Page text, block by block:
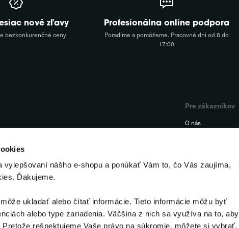
nášho e-shopu a ponúkať Vám to, čo Vás zaujíma,
Ďakujeme.
ukladať alebo čítať informácie. Tieto informácie môžu byť
alebo type zariadenia. Väčšina z nich sa využíva na to, aby
rešpektujeme Vaše právo na súkromie, môžete si vybrať.
nové zľavy
bezkonkurenčné ceny
Profesionálna online podpora
Poradíme a pomôžeme. Pracovné dni od 8 do
17:00
Pre zákazníkov
O nás
Kontakt